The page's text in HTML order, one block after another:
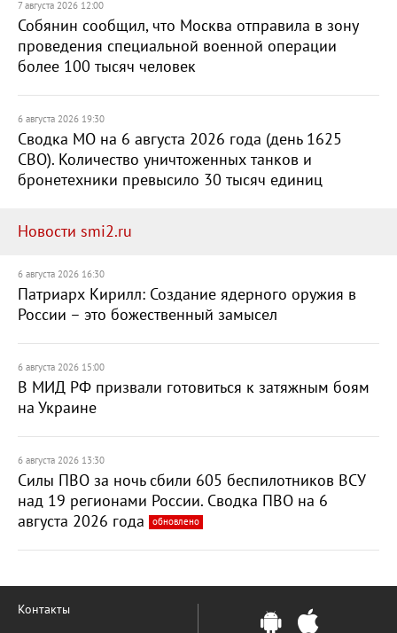
7 августа 2026 12:00
Собянин сообщил, что Москва отправила в зону
проведения специальной военной операции
более 100 тысяч человек
6 августа 2026 19:30
Сводка МО на 6 августа 2026 года (день 1625
СВО). Количество уничтоженных танков и
бронетехники превысило 30 тысяч единиц
Новости smi2.ru
6 августа 2026 16:30
Патриарх Кирилл: Создание ядерного оружия в
России – это божественный замысел
6 августа 2026 15:00
В МИД РФ призвали готовиться к затяжным боям
на Украине
6 августа 2026 13:30
Силы ПВО за ночь сбили 605 беспилотников ВСУ
над 19 регионами России. Сводка ПВО на 6
августа 2026 года
обновлено
Контакты